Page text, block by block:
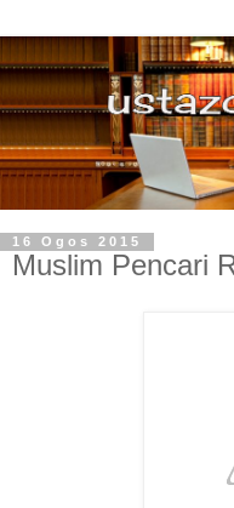
16 Ogos 2015
Muslim Pencari